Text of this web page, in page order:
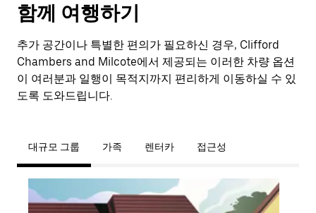
함께 여행하기
추가 공간이나 특별한 편의가 필요하신 경우, Clifford
Chambers and Milcote에서 제공되는 이러한 차량 옵션
이 여러분과 일행이 목적지까지 편리하게 이동하실 수 있
도록 도와드립니다.
대규모 그룹 가족 렌터카 접근성